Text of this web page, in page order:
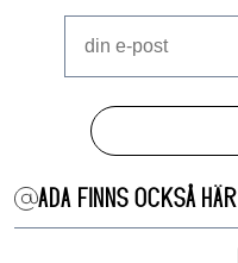
ADA FINNS OCKSÅ HÄR